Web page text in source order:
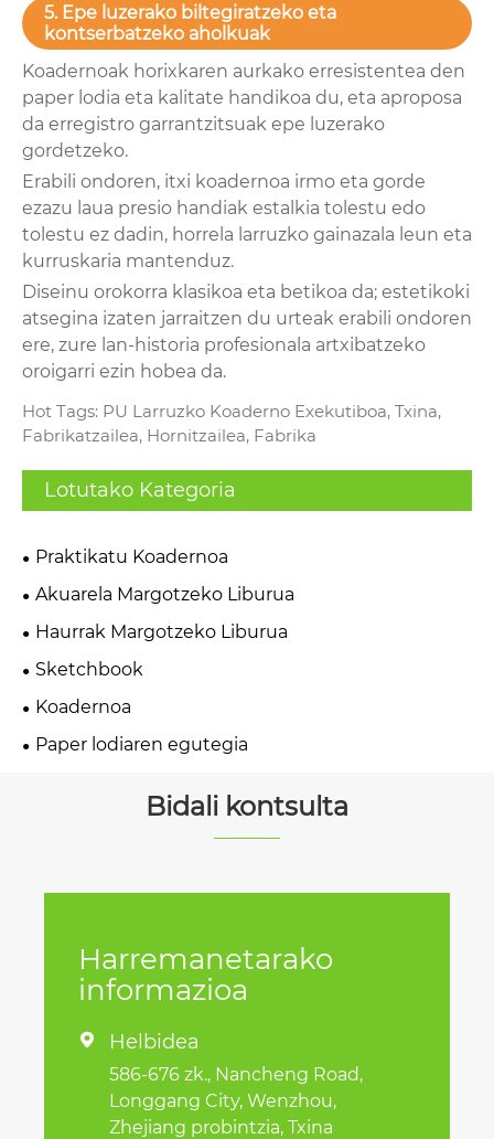
5. Epe luzerako biltegiratzeko eta
kontserbatzeko aholkuak
Koadernoak horixkaren aurkako erresistentea den
paper lodia eta kalitate handikoa du, eta aproposa
da erregistro garrantzitsuak epe luzerako
gordetzeko.
Erabili ondoren, itxi koadernoa irmo eta gorde
ezazu laua presio handiak estalkia tolestu edo
tolestu ez dadin, horrela larruzko gainazala leun eta
kurruskaria mantenduz.
Diseinu orokorra klasikoa eta betikoa da; estetikoki
atsegina izaten jarraitzen du urteak erabili ondoren
ere, zure lan-historia profesionala artxibatzeko
oroigarri ezin hobea da.
Hot Tags: PU Larruzko Koaderno Exekutiboa, Txina,
Fabrikatzailea, Hornitzailea, Fabrika
Lotutako Kategoria
Praktikatu Koadernoa
Akuarela Margotzeko Liburua
Haurrak Margotzeko Liburua
Sketchbook
Koadernoa
Paper lodiaren egutegia
Bidali kontsulta
Harremanetarako
informazioa
 Helbidea
586-676 zk., Nancheng Road,
Longgang City, Wenzhou,
Zhejiang probintzia, Txina